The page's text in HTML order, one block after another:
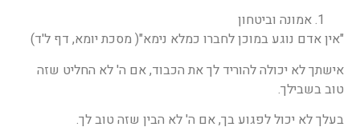
אמונה וביטחון
"אין אדם נוגע במוכן לחברו כמלא נימא"( מסכת יומא, דף ל'ד)
אישתך לא יכולה להוריד לך את הכבוד, אם ה' לא החליט שזה
טוב בשבילך.
בעלך לא יכול לפגוע בך, אם ה' לא הבין שזה טוב לך.